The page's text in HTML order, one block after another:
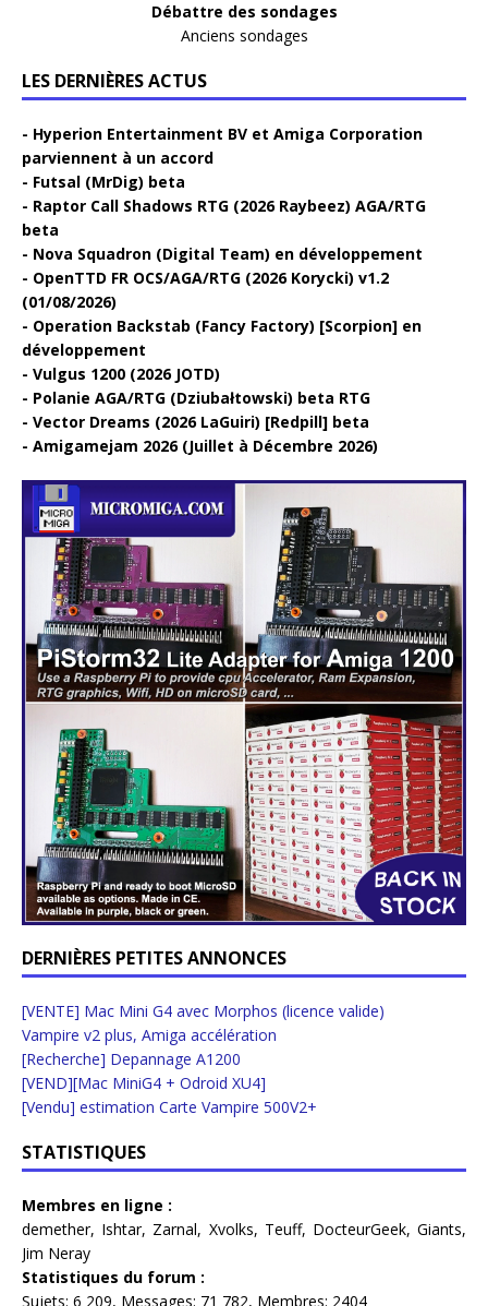
Débattre des sondages
Anciens sondages
LES DERNIÈRES ACTUS
Hyperion Entertainment BV et Amiga Corporation
parviennent à un accord
Futsal (MrDig) beta
Raptor Call Shadows RTG (2026 Raybeez) AGA/RTG
beta
Nova Squadron (Digital Team) en développement
OpenTTD FR OCS/AGA/RTG (2026 Korycki) v1.2
(01/08/2026)
Operation Backstab (Fancy Factory) [Scorpion] en
développement
Vulgus 1200 (2026 JOTD)
Polanie AGA/RTG (Dziubałtowski) beta RTG
Vector Dreams (2026 LaGuiri) [Redpill] beta
Amigamejam 2026 (Juillet à Décembre 2026)
DERNIÈRES PETITES ANNONCES
[VENTE] Mac Mini G4 avec Morphos (licence valide)
Vampire v2 plus, Amiga accélération
[Recherche] Depannage A1200
[VEND][Mac MiniG4 + Odroid XU4]
[Vendu] estimation Carte Vampire 500V2+
STATISTIQUES
Membres en ligne :
demether, Ishtar, Zarnal, Xvolks, Teuff, DocteurGeek,Giants,
Jim Neray
Statistiques du forum :
Sujets: 6 209, Messages: 71 782, Membres: 2404